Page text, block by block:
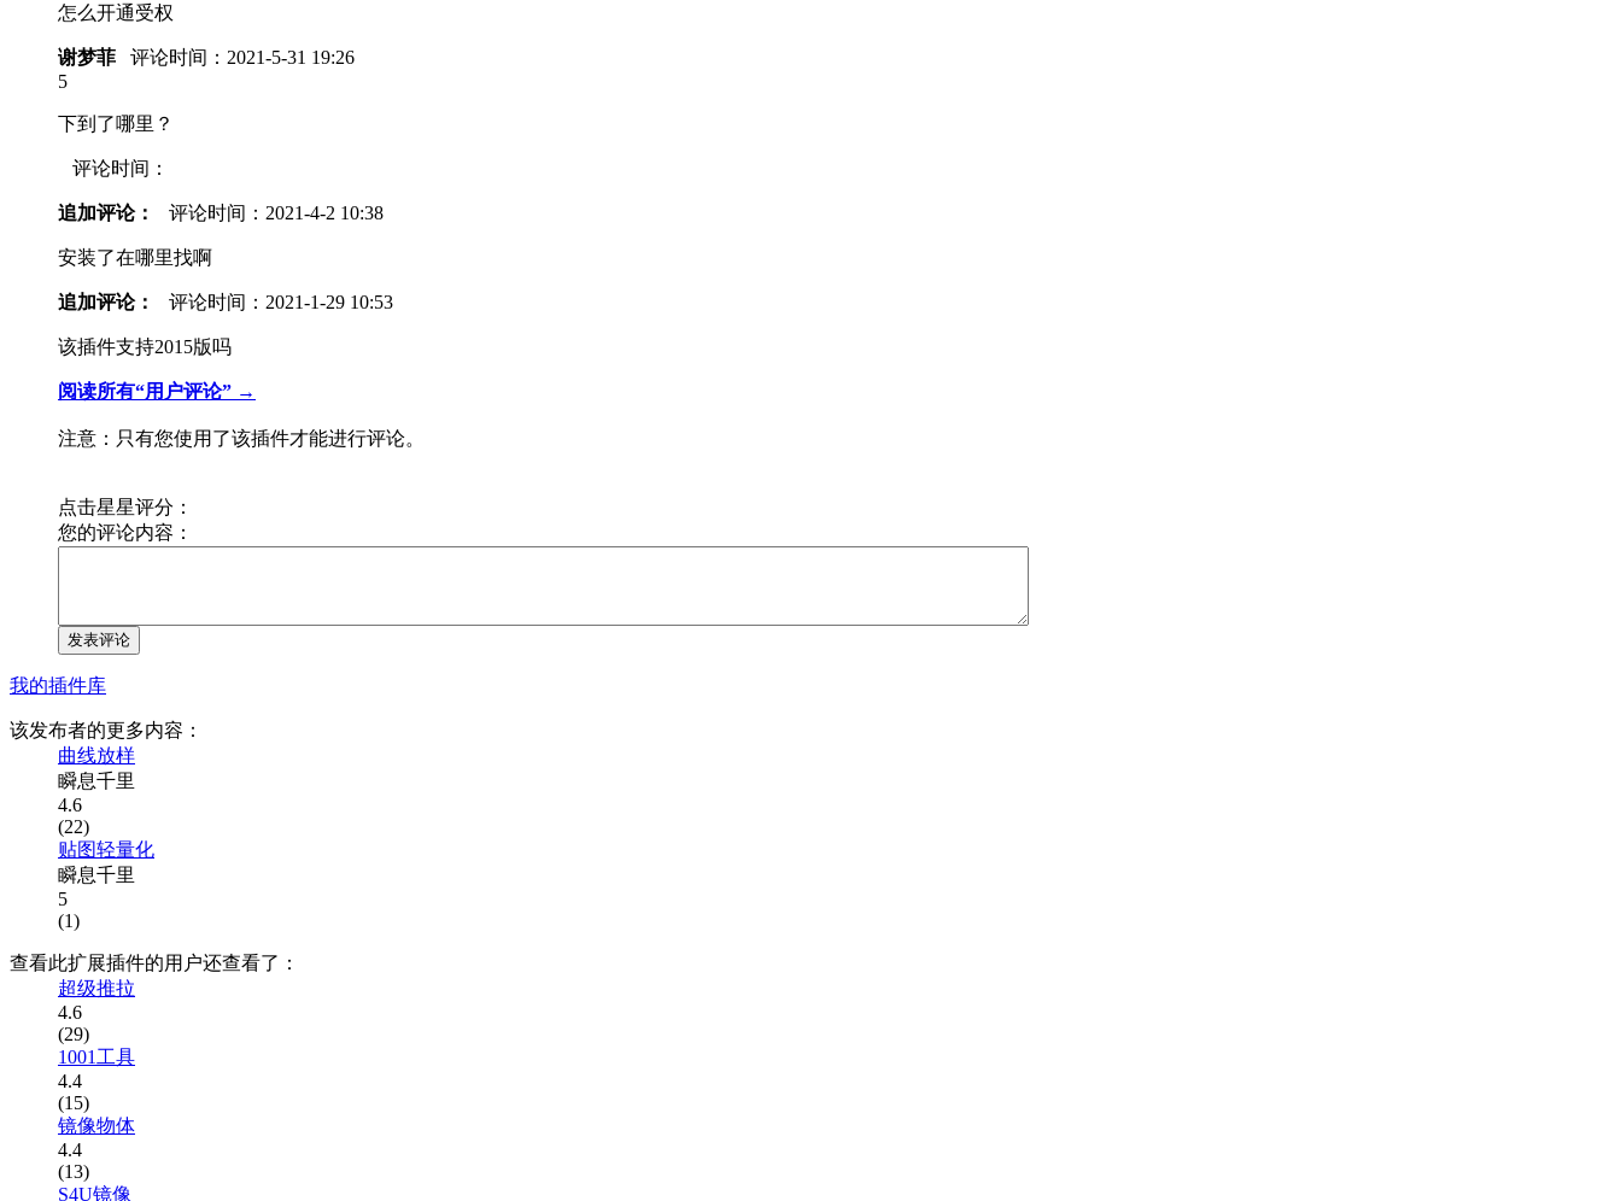
怎么开通受权
谢梦菲 评论时间： 2021-5-31 19:26
5
下到了哪里？
评论时间：
追加评论： 评论时间： 2021-4-2 10:38
安装了在哪里找啊
追加评论： 评论时间： 2021-1-29 10:53
该插件支持2015版吗
阅读所有“用户评论” →
注意：只有您使用了该插件才能进行评论。
点击星星评分：
您的评论内容：
发表评论
我的插件库
该发布者的更多内容：
曲线放样
瞬息千里
4.6
(22)
贴图轻量化
瞬息千里
5
(1)
查看此扩展插件的用户还查看了：
超级推拉
4.6
(29)
1001工具
4.4
(15)
镜像物体
4.4
(13)
S4U镜像